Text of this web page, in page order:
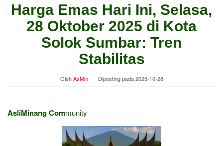
Harga Emas Hari Ini, Selasa,
28 Oktober 2025 di Kota
Solok Sumbar: Tren
Stabilitas
OlehAsMin Diposting pada2025-10-28
AsliMinang Community